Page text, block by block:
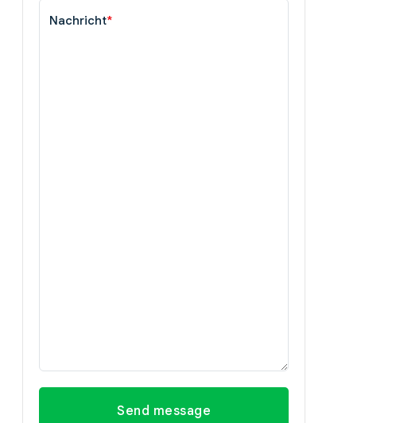
Nachricht*
Send message